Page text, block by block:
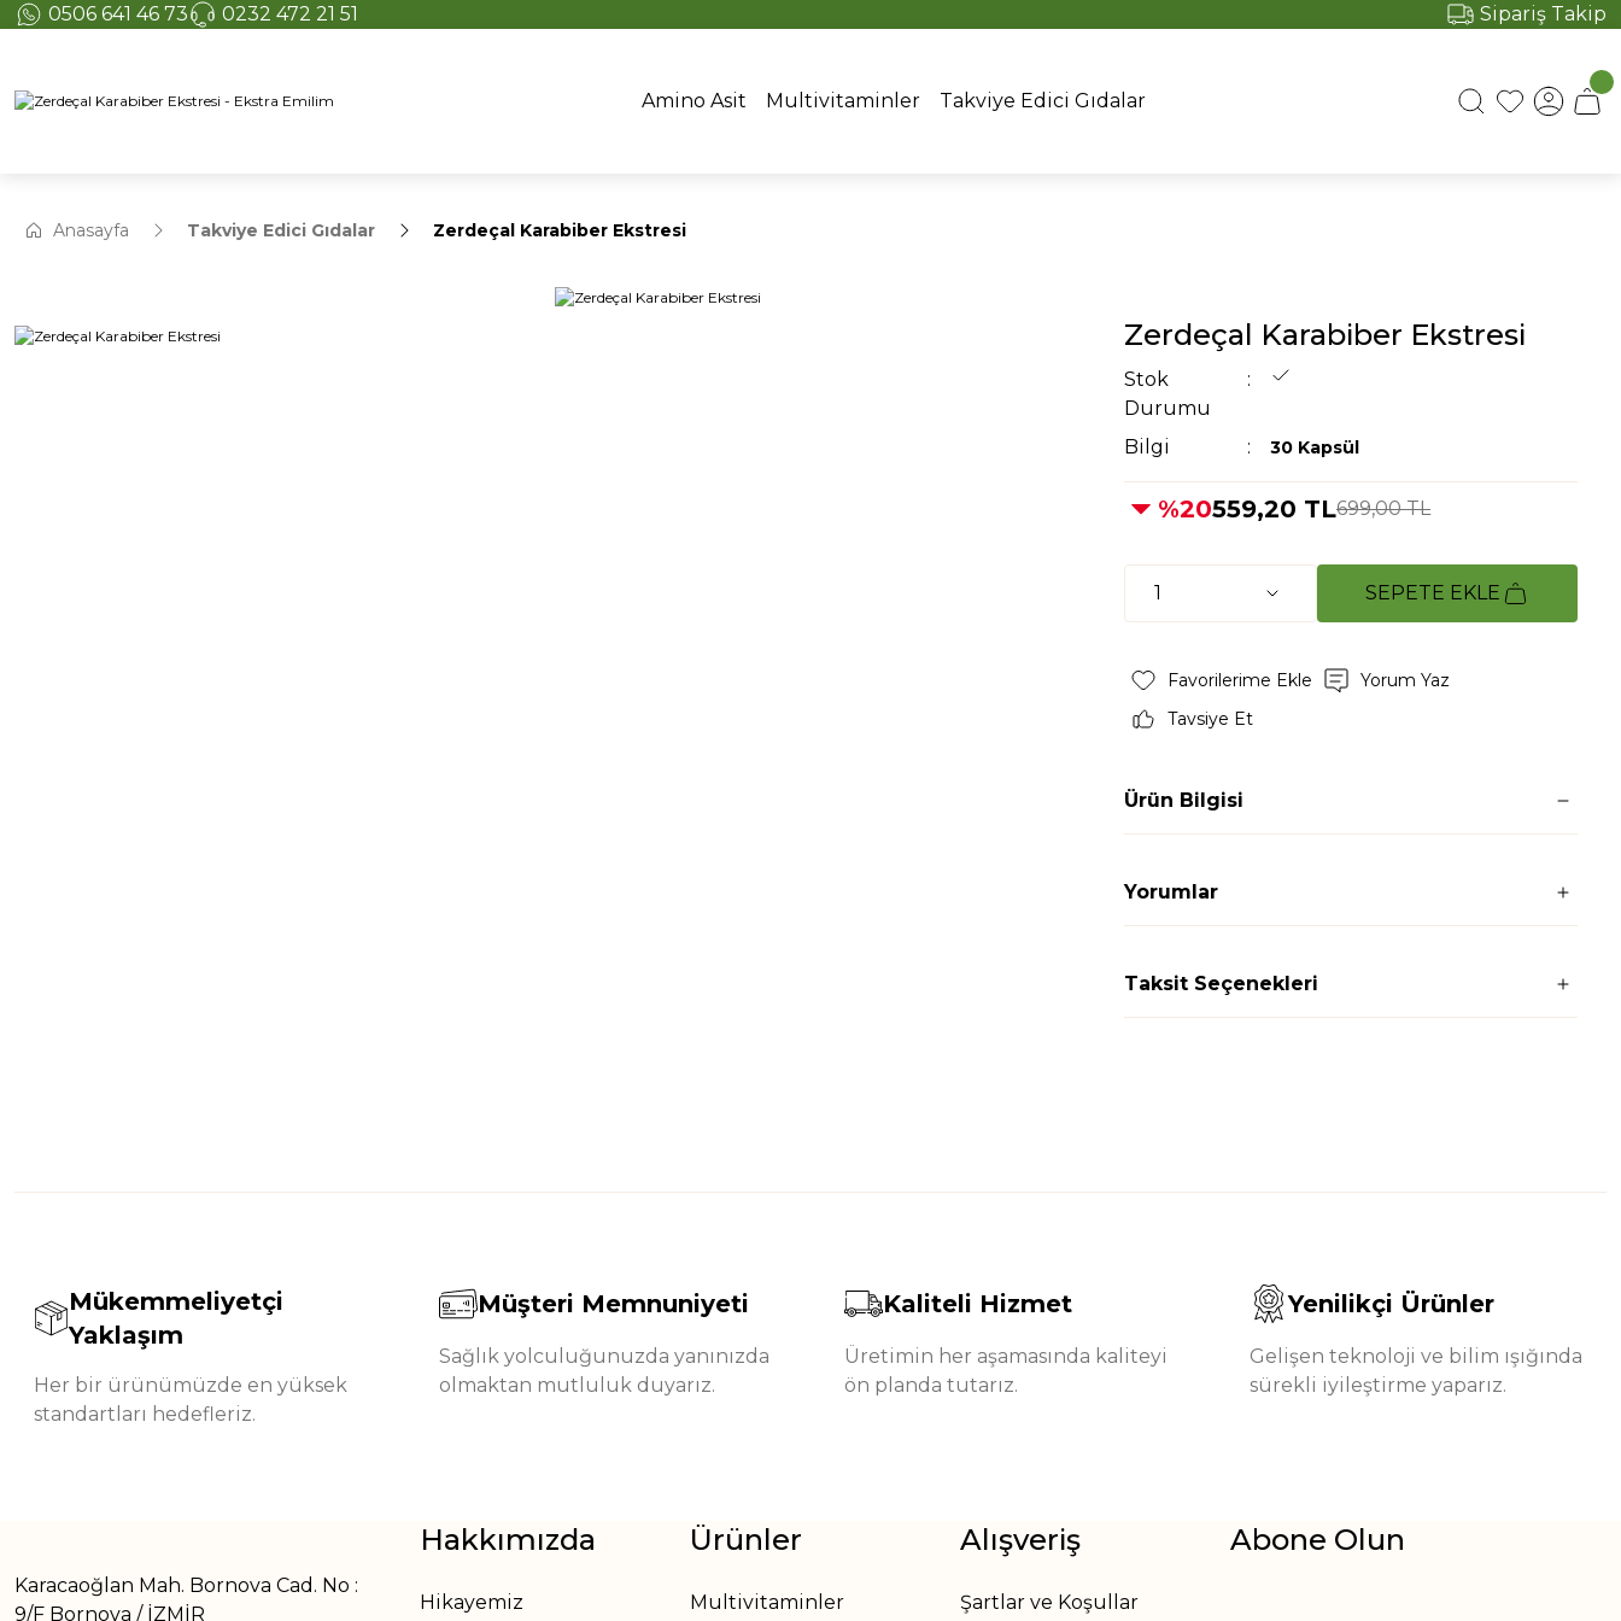
0506 641 46 73 0232 472 21 51
16:00’DAN ÖNCEKİ SİPARİŞLERDE AYNI GÜN KARGO
Sipariş Takip
Amino Asit Multivitaminler Takviye Edici Gıdalar
Anasayfa Takviye Edici Gıdalar Zerdeçal Karabiber Ekstresi
Zerdeçal Karabiber Ekstresi
Stok
Durumu
Bilgi
30 Kapsül
%20559,20 TL699,00 TL
SEPETE EKLE
Yorum Yaz
Tavsiye Et
Ürün Bilgisi
Yorumlar
Taksit Seçenekleri
Mükemmeliyetçi
Yaklaşım
Her bir ürünümüzde en yüksek
standartları hedefleriz.
Müşteri Memnuniyeti
Sağlık yolculuğunuzda yanınızda
olmaktan mutluluk duyarız.
Kaliteli Hizmet
Üretimin her aşamasında kaliteyi
ön planda tutarız.
Yenilikçi Ürünler
Gelişen teknoloji ve bilim ışığında
sürekli iyileştirme yaparız.
Karacaoğlan Mah. Bornova Cad. No :
9/F Bornova / İZMİR
Hakkımızda
Hikayemiz
Ürünler
Multivitaminler
Alışveriş
Şartlar ve Koşullar
Abone Olun